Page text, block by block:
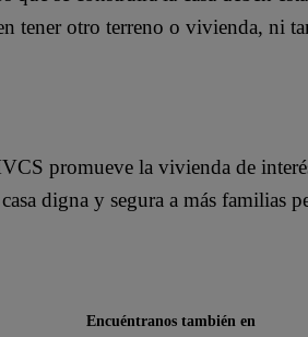
tener otro terreno o vivienda, ni
promueve la vivienda de
digna y segura a más familias
Encuéntranos también en